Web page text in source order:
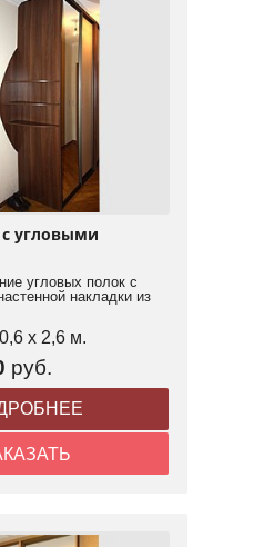
угловыми
угловых полок с
накладки из
x 2,6 м.
руб.